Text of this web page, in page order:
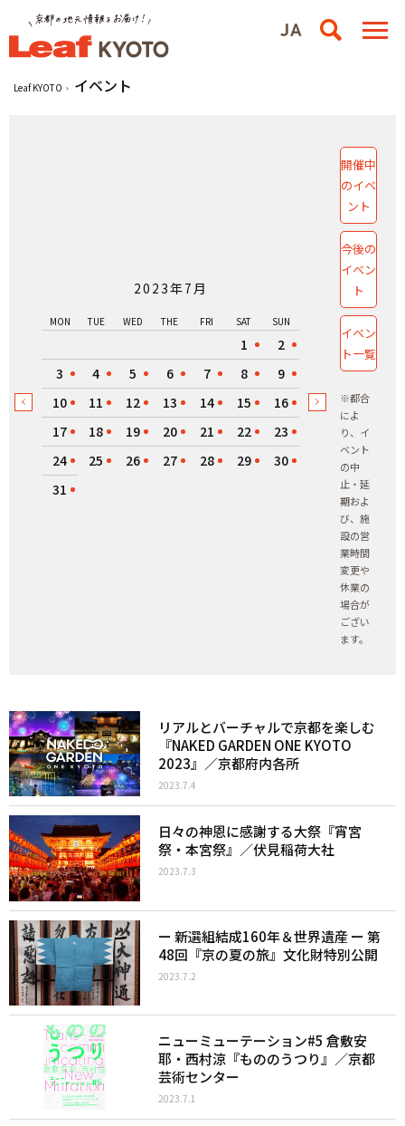
Leaf KYOTO イベント
2023年7月
MON TUE WED THE FRI SAT SUN
1
2
3
4 5 6 7 8
9
10
11 12 13 14 15
16
17
18 19 20 21 22
23
24
25 26 27 28 29
30
31
開催中
のイベ
ント
今後の
イベン
ト
イベン
ト一覧
※都合
によ
り、イ
ベント
の中
止・延
期およ
び、施
設の営
業時間
変更や
休業の
場合が
ござい
ます。
リアルとバーチャルで京都を楽しむ
『NAKED GARDEN ONE KYOTO
2023』／京都府内各所
2023.7.4
日々の神恩に感謝する大祭『宵宮
祭・本宮祭』／伏見稲荷大社
2023.7.3
ー 新選組結成160年＆世界遺産 ー 第
48回『京の夏の旅』文化財特別公開
2023.7.2
ニューミューテーション#5 倉敷安
耶・西村涼『もののうつり』／京都
芸術センター
2023.7.1